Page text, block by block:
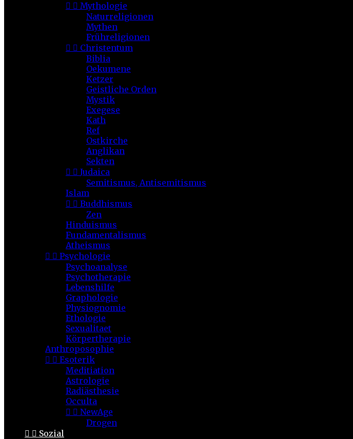
  Mythologie
Naturreligionen
Mythen
Frühreligionen
  Christentum
Biblia
Oekumene
Ketzer
Geistliche Orden
Mystik
Exegese
Kath
Ref
Ostkirche
Anglikan
Sekten
  Judaica
Semitismus, Antisemitismus
Islam
  Buddhismus
Zen
Hinduismus
Fundamentalismus
Atheismus
  Psychologie
Psychoanalyse
Psychotherapie
Lebenshilfe
Graphologie
Physiognomie
Ethologie
Sexualitaet
Körpertherapie
Anthroposophie
  Esoterik
Meditiation
Astrologie
Radiästhesie
Occulta
  NewAge
Drogen
  Sozial